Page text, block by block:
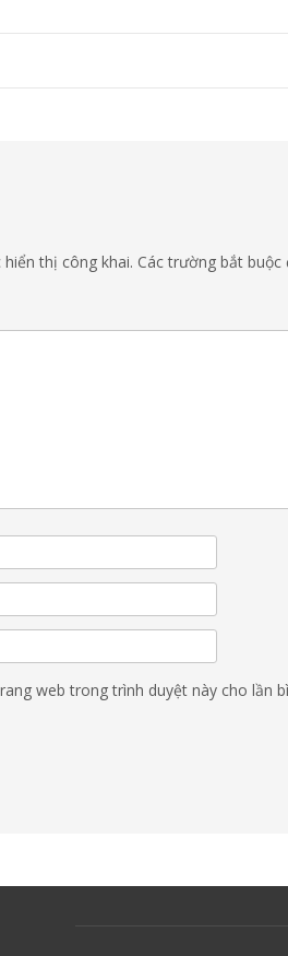
thị công khai. Các trường bắt
web trong trình duyệt này cho lần